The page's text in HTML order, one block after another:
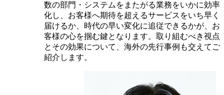
数の部門・システムをまたがる業務をいかに効率
化し、お客様へ期待を超えるサービスをいち早く
届けるか、時代の早い変化に追従できるかが、お
客様の心を掴む鍵となります。取り組むべき視点
とその効果について、海外の先行事例も交えてご
紹介します。